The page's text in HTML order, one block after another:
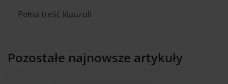
Pełna treść klauzuli
Pozostałe najnowsze artykuły